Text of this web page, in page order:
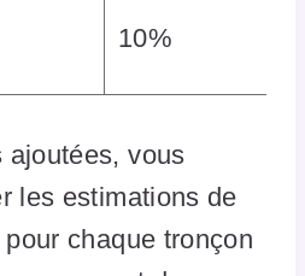
10%
ajoutées, vous
les estimations de
chaque tronçon